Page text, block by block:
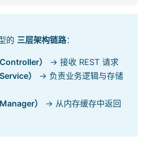
的 三层架构链路：
）
→ 接收 REST 请求
）
→ 负责业务逻辑与存储
）
→ 从内存缓存中返回